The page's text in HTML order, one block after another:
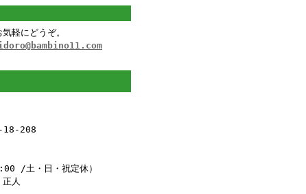
軽にどうぞ。
18-208
/土・日・祝定休）
人